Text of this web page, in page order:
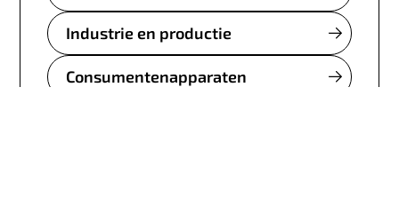
Industrie en productie
Consumentenapparaten